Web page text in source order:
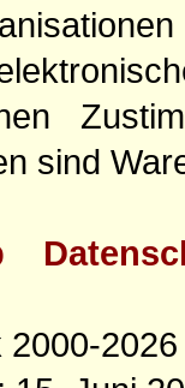
sind
2000-2026